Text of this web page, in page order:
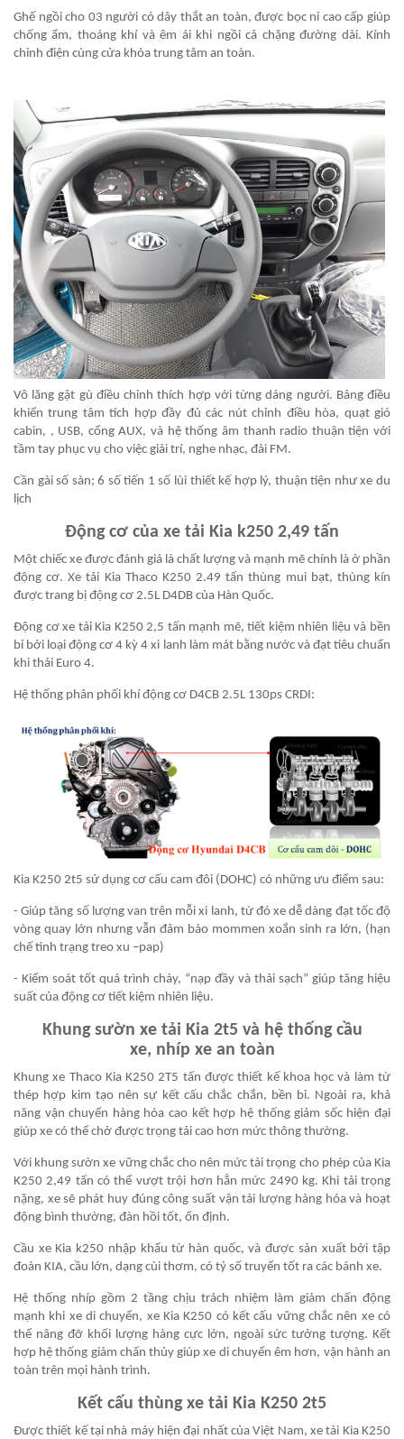
Ghế ngồi cho 03 người có dây thắt an toàn, được bọc nỉ cao cấp giúp
chống ẩm, thoáng khí và êm ái khi ngồi cả chặng đường dài. Kính
chỉnh điện cùng cửa khóa trung tâm an toàn.
Vô lăng gật gù điều chỉnh thích hợp với từng dáng người. Bảng điều
khiển trung tâm tích hợp đầy đủ các nút chỉnh điều hòa, quạt gió
cabin, , USB, cổng AUX, và hệ thống âm thanh radio thuận tiện với
tầm tay phục vụ cho việc giải trí, nghe nhạc, đài FM.
Cần gài số sàn; 6 số tiến 1 số lùi thiết kế hợp lý, thuận tiện như xe du
lịch
Động cơ của xe tải Kia k250 2,49 tấn
Một chiếc xe được đánh giá là chất lượng và mạnh mẽ chính là ở phần
động cơ. Xe tải Kia Thaco K250 2.49 tấn thùng mui bạt, thùng kín
được trang bị động cơ 2.5L D4DB của Hàn Quốc.
Động cơ xe tải Kia K250 2,5 tấn mạnh mẽ, tiết kiệm nhiên liệu và bền
bỉ bởi loại động cơ 4 kỳ 4 xi lanh làm mát bằng nước và đạt tiêu chuẩn
khi thải Euro 4.
Hệ thống phân phối khí động cơ D4CB 2.5L 130ps CRDI:
Kia K250 2t5 sử dụng cơ cấu cam đôi (DOHC) có những ưu điểm sau:
- Giúp tăng số lượng van trên mỗi xi lanh, từ đó xe dễ dàng đạt tốc độ
vòng quay lớn nhưng vẫn đảm bảo mommen xoắn sinh ra lớn, (hạn
chế tình trạng treo xu –pap)
- Kiểm soát tốt quá trình cháy, “nạp đầy và thải sạch” giúp tăng hiệu
suất của động cơ tiết kiệm nhiên liệu.
Khung sườn xe tải Kia 2t5 và hệ thống cầu
xe, nhíp xe an toàn
Khung xe Thaco Kia K250 2T5 tấn được thiết kế khoa học và làm từ
thép hợp kim tạo nên sự kết cấu chắc chắn, bền bỉ. Ngoài ra, khả
năng vận chuyển hàng hóa cao kết hợp hệ thống giảm sốc hiện đại
giúp xe có thể chở được trọng tải cao hơn mức thông thường.
Với khung sườn xe vững chắc cho nên mức tải trọng cho phép của Kia
K250 2,49 tấn có thể vượt trội hơn hẳn mức 2490 kg. Khi tải trọng
nặng, xe sẽ phát huy đúng công suất vận tải lượng hàng hóa và hoạt
động bình thường, đàn hồi tốt, ổn định.
Cầu xe Kia k250 nhập khẩu từ hàn quốc, và được sản xuất bởi tập
đoàn KIA, cầu lớn, dạng cùi thơm, có tỷ số truyển tốt ra các bánh xe.
Hệ thống nhíp gồm 2 tầng chịu trách nhiệm làm giảm chấn động
mạnh khi xe di chuyển, xe Kia K250 có kết cấu vững chắc nên xe có
thể nâng đỡ khối lượng hàng cực lớn, ngoài sức tưởng tượng. Kết
hợp hệ thống giảm chấn thủy giúp xe di chuyển êm hơn, vận hành an
toàn trên mọi hành trình.
Kết cấu thùng xe tải Kia K250 2t5
Được thiết kế tại nhà máy hiện đại nhất của Việt Nam, xe tải Kia K250